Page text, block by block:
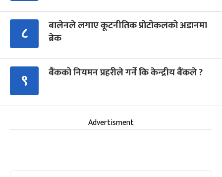
८
बालेनले लगाए कूटनीतिक प्रोटोकलको अडानमा
ब्रेक
९ बैंकको नियमन प्रहरीले गर्ने कि केन्द्रीय बैंकले ?
Advertisment